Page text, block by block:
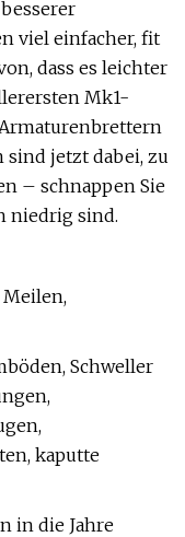
viel einfacher, fit
dass es leichter
Mk1-
sind jetzt dabei, zu
– schnappen Sie
niedrig sind.
Meilen,
Schweller
kaputte
in die Jahre